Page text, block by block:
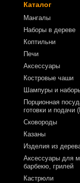
Каталог
Мангалы
Наборы в дереве
Коптильни
Печи
Аксессуары
Костровые чаши
Шампуры и
Порционная
готовки и подачи
Сковороды
Казаны
Изделия из
Аксессуары для
барбекю, грилей
Кастрюли